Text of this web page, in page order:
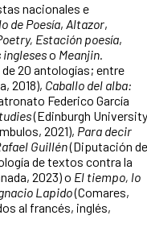
nacionales e
de Poesía, Altazor,
Estación poesía,
ingleseso Meanjin.
20 antologías; entre
2018), Caballo del alba:
Federico García
(Edinburgh University
2021), Para decir
Guillén(Diputación de
de textos contra la
2023) o El tiempo, lo
Lapido(Comares,
al francés, inglés,